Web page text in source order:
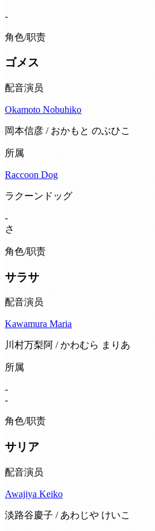
-
角色/职责
ゴメス
配音演员
Okamoto Nobuhiko
岡本信彦 / おかもと のぶひこ
所属
Raccoon Dog
ラクーンドッグ
-
さ
角色/职责
サラサ
配音演员
Kawamura Maria
川村万梨阿 / かわむら まりあ
所属
-
-
角色/职责
サリア
配音演员
Awajiya Keiko
淡路谷慶子 / あわじや けいこ